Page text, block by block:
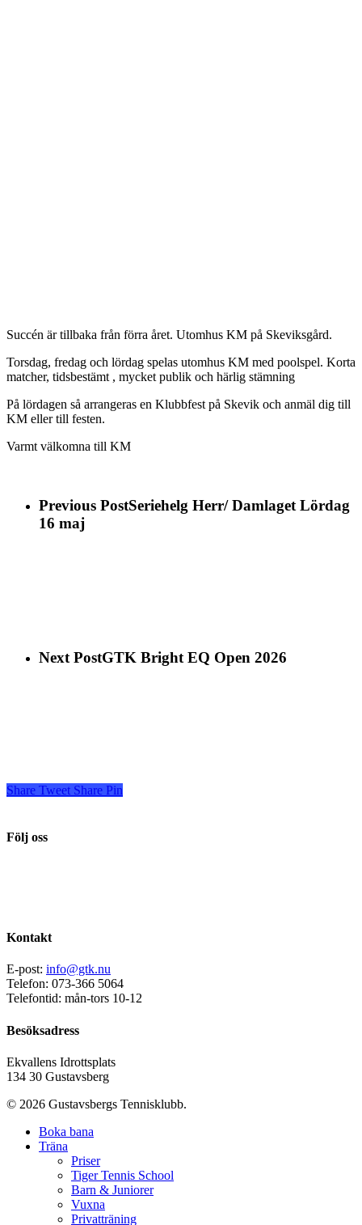
Succén är tillbaka från förra året. Utomhus KM på Skeviksgård.
Torsdag, fredag och lördag spelas utomhus KM med poolspel. Korta
matcher, tidsbestämt , mycket publik och härlig stämning
På lördagen så arrangeras en Klubbfest på Skevik och anmäl dig till
KM eller till festen.
Varmt välkomna till KM
Previous PostSeriehelg Herr/ Damlaget Lördag
16 maj
Next PostGTK Bright EQ Open 2026
Share Tweet Share Pin
Följ oss
Kontakt
E-post: info@gtk.nu
Telefon: 073-366 5064
Telefontid: mån-tors 10-12
Besöksadress
Ekvallens Idrottsplats
134 30 Gustavsberg
© 2026 Gustavsbergs Tennisklubb.
Boka bana
Träna
Priser
Tiger Tennis School
Barn & Juniorer
Vuxna
Privatträning